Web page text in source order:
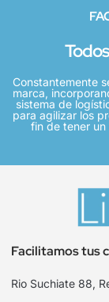
Constantemente
marca,
sistema de
para agilizar los
fin de tener
Facilitamos tus
Rio Suchiate 88,